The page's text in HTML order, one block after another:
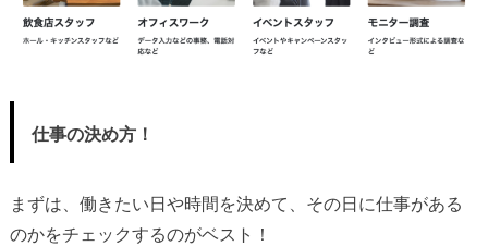
仕事の決め方！
まずは、働きたい日や時間を決めて、その日に仕事がある
のかをチェックするのがベスト！